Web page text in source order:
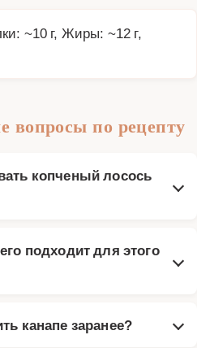
~10 г, Жиры: ~12 г,
вопросы по рецепту
копченый лосось
подходит для этого
канапе заранее?